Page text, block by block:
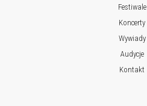
Festiwale
Koncerty
Wywiady
Audycje
Kontakt